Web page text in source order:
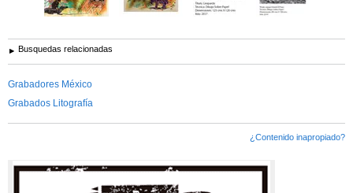
Busquedas relacionadas
Grabadores México
Grabados Litografía
¿Contenido inapropiado?